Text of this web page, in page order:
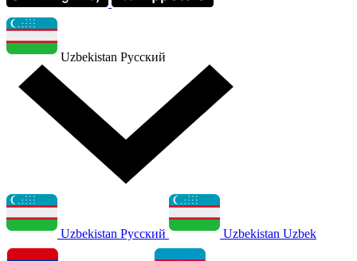
Uzbekistan Русский
Uzbekistan Русский Uzbekistan Uzbek